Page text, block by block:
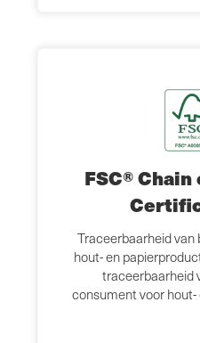
FSC®
Traceerbaarheid
hout- en
traceerbaarheid
consument voor